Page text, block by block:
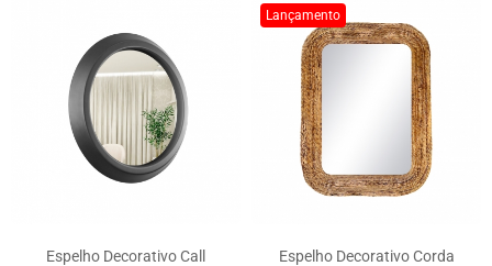
Espelho Decorativo Call
Lançamento
Espelho Decorativo Corda